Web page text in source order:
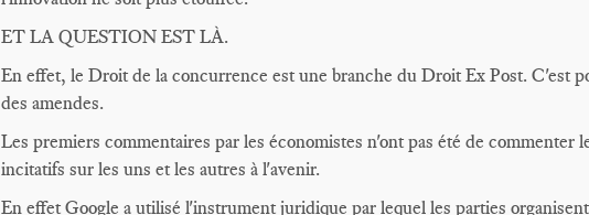
ET LA QUESTION EST LÀ.
En effet, le Droit de la concurrence est une branche du Droit Ex Post. C'est
des amendes.
Les premiers commentaires par les économistes n'ont pas été de commenter
incitatifs sur les uns et les autres à l'avenir.
En effet Google a utilisé l'instrument juridique par lequel les parties